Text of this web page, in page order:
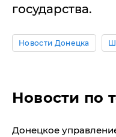
государства.
Новости Донецка
Новости по
Донецкое